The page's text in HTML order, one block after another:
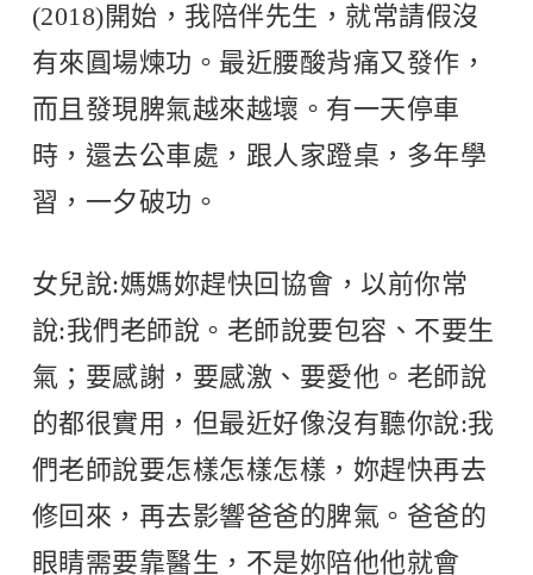
(2018)開始，我陪伴先生，就常請假沒
有來圓場煉功。最近腰酸背痛又發作，
而且發現脾氣越來越壞。有一天停車
時，還去公車處，跟人家蹬桌，多年學
習，一夕破功。
女兒說:媽媽妳趕快回協會，以前你常
說:我們老師說。老師說要包容、不要生
氣；要感謝，要感激、要愛他。老師說
的都很實用，但最近好像沒有聽你說:我
們老師說要怎樣怎樣怎樣，妳趕快再去
修回來，再去影響爸爸的脾氣。爸爸的
眼睛需要靠醫生，不是妳陪他他就會